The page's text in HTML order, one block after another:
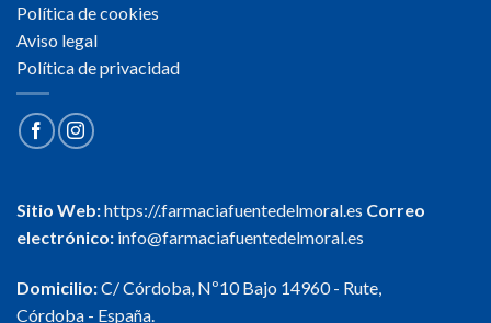
Política de cookies
Aviso legal
Política de privacidad
Sitio Web:https://.farmaciafuentedelmoral.es Correo
electrónico: info@farmaciafuentedelmoral.es
Domicilio:C/ Córdoba, Nº10 Bajo 14960 - Rute,
Córdoba - España.